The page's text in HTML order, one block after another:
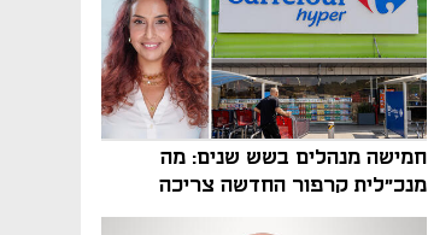
חמישה מנהלים בשש שנים: מה
מנכ"לית קרפור החדשה צריכה
לעשות כדי לשרוד